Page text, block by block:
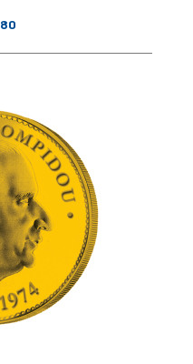
80